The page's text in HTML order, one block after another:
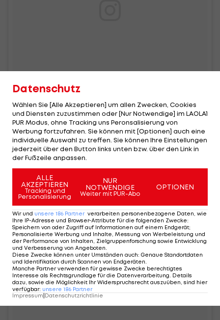
6 a.m.: From Liverpool with love.
Ein Beitrag geteilt vonDie Toten Hosen(@dietotenhosen_official) am
Datenschutz
Wählen Sie [Alle Akzeptieren] um allen Zwecken, Cookies
und Diensten zuzustimmen oder [Nur Notwendige] im LAOLA1
PUR Modus, ohne Tracking uns Peronsalisierung von
Werbung fortzufahren. Sie können mit [Optionen] auch eine
individuelle Auswahl zu treffen. Sie können Ihre Einstellungen
jederzeit über den Button links unten bzw. über den Link in
der Fußzeile anpassen.
ALLE
AKZEPTIEREN
Tracking und
Personalisierung
NUR
NOTWENDIGE
Weiter mit PUR-Abo
OPTIONEN
Wir und unsere 186 Partner verarbeiten personenbezogene Daten, wie
Ihre IP-Adresse und Browser-Attribute für die folgenden Zwecke:
Speichern von oder Zugriff auf Informationen auf einem Endgerät;
Personalisierte Werbung und Inhalte, Messung von Werbeleistung und
der Performance von Inhalten, Zielgruppenforschung sowie Entwicklung
und Verbesserung von Angeboten.
Diese Zwecke können unter Umständen auch: Genaue Standortdaten
und Identifikation durch Scannen von Endgeräten.
Manche Partner verwenden für gewisse Zwecke berechtigtes
Interesse als Rechtsgrundlage für die Datenverarbeitung. Details
dazu, sowie die Möglichkeit Ihr Widerspruchsrecht auszuüben, sind hier
verfügbar: unsere 186 Partner
Impressum Datenschutzrichtlinie